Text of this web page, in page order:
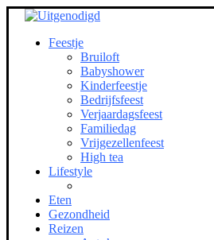
Feestje
Bruiloft
Babyshower
Kinderfeestje
Bedrijfsfeest
Verjaardagsfeest
Familiedag
Vrijgezellenfeest
High tea
Lifestyle
Eten
Gezondheid
Reizen